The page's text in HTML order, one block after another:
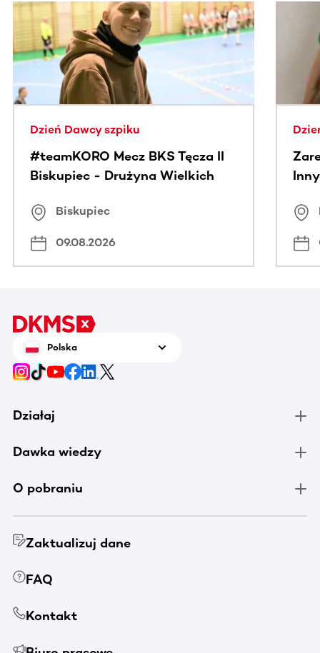
Ta sekcja zawiera treści przewijane w poziomie. Użyj
Dzień Dawcy szpiku
#teamKORO Mecz BKS Tęcza II
Biskupiec - Drużyna Wielkich
Biskupiec
09.08.2026
Polska
Działaj
Dawka wiedzy
O pobraniu
Zaktualizuj dane
FAQ
Kontakt